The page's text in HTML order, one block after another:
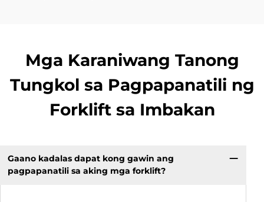
Mga Karaniwang Tanong
Tungkol sa Pagpapanatili ng
Forklift sa Imbakan
Gaano kadalas dapat kong gawin ang
pagpapanatili sa aking mga forklift?